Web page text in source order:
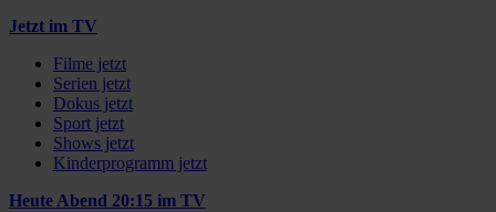
Jetzt im TV
Filme jetzt
Serien jetzt
Dokus jetzt
Sport jetzt
Shows jetzt
Kinderprogramm jetzt
Heute Abend 20:15 im TV